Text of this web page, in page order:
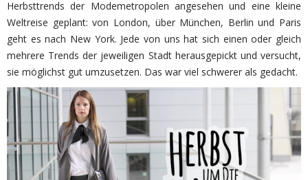
Herbsttrends der Modemetropolen angesehen und eine kleine
Weltreise geplant: von London, über München, Berlin und Paris
geht es nach New York. Jede von uns hat sich einen oder gleich
mehrere Trends der jeweiligen Stadt herausgepickt und versucht,
sie möglichst gut umzusetzen. Das war viel schwerer als gedacht.